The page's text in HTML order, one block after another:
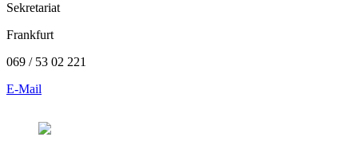
Sekretariat
Frankfurt
069 / 53 02 221
E-Mail